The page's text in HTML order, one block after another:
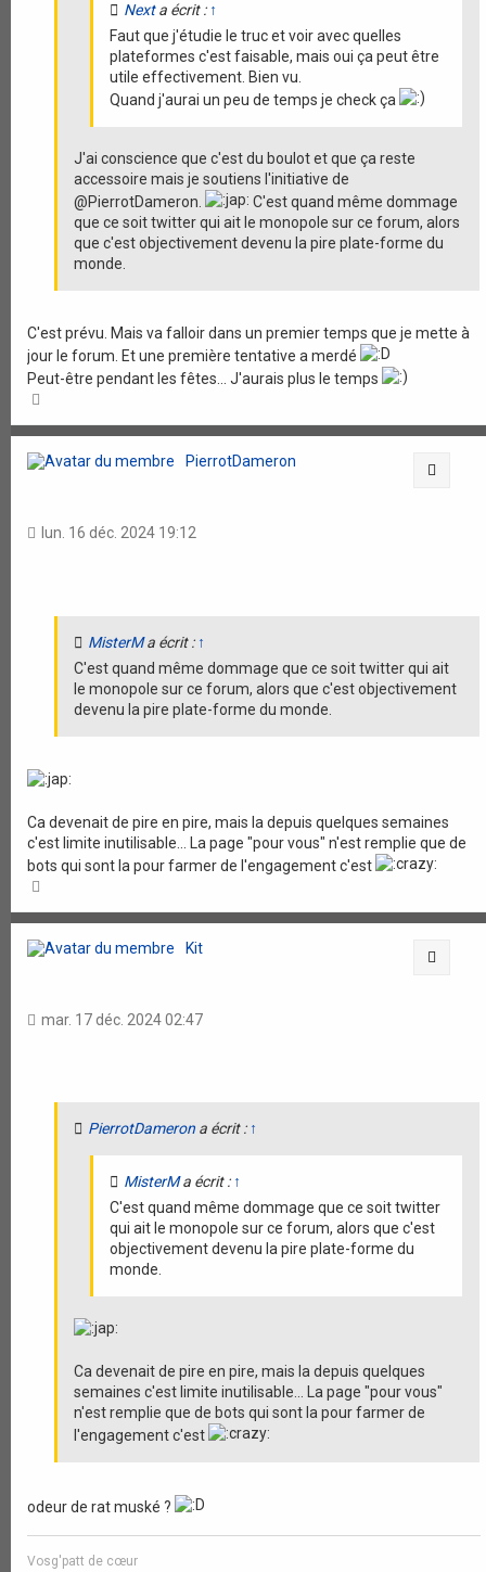
Nexta écrit : ↑
Faut que j'étudie le truc et voir avec quelles
plateformes c'est faisable, mais oui ça peut être
utile effectivement. Bien vu.
Quand j'aurai un peu de temps je check ça
J'ai conscience que c'est du boulot et que ça reste
accessoire mais je soutiens l'initiative de
@PierrotDameron.
C'est quand même dommage
que ce soit twitter qui ait le monopole sur ce forum, alors
que c'est objectivement devenu la pire plate-forme du
monde.
C'est prévu. Mais va falloir dans un premier temps que je mette à
jour le forum. Et une première tentative a merdé
Peut-être pendant les fêtes... J'aurais plus le temps
u
PierrotDameron
lun. 16 déc. 2024 19:12
MisterMa écrit : ↑
C'est quand même dommage que ce soit twitter qui ait
le monopole sur ce forum, alors que c'est objectivement
devenu la pire plate-forme du monde.
Ca devenait de pire en pire, mais la depuis quelques semaines
c'est limite inutilisable... La page "pour vous" n'est remplie que de
bots qui sont la pour farmer de l'engagement c'est
u
Kit
mar. 17 déc. 2024 02:47
PierrotDameron a écrit : ↑
MisterMa écrit : ↑
C'est quand même dommage que ce soit twitter
qui ait le monopole sur ce forum, alors que c'est
objectivement devenu la pire plate-forme du
monde.
Ca devenait de pire en pire, mais la depuis quelques
semaines c'est limite inutilisable... La page "pour vous"
n'est remplie que de bots qui sont la pour farmer de
l'engagement c'est
odeur de rat muské ?
Vosg'patt de cœur